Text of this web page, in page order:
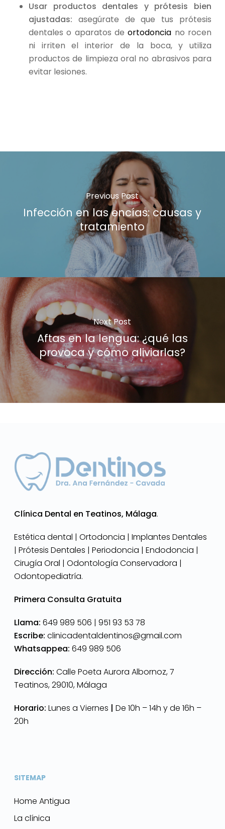
Usar productos dentales y prótesis bien
ajustadas: asegúrate de que tus prótesis
dentales o aparatos deortodoncia no rocen
ni irriten el interior de la boca, y utiliza
productos de limpieza oral no abrasivos para
evitar lesiones.
Previous Post
Infección en las encías: causas y
tratamiento
Next Post
Aftas en la lengua: ¿qué las
provoca y cómo aliviarlas?
Clínica Dental en Teatinos, Málaga.
Estética dental | Ortodoncia | Implantes Dentales
| Prótesis Dentales | Periodoncia | Endodoncia |
Cirugía Oral | Odontología Conservadora |
Odontopediatría.
Primera Consulta Gratuita
Llama: 649 989 506 | 951 93 53 78
Escribe: clinicadentaldentinos@gmail.com
Whatsappea: 649 989 506
Dirección: Calle Poeta Aurora Albornoz, 7
Teatinos, 29010, Málaga
Horario: Lunes a Viernes | De 10h – 14h y de 16h –
20h
SITEMAP
Home Antigua
La clínica